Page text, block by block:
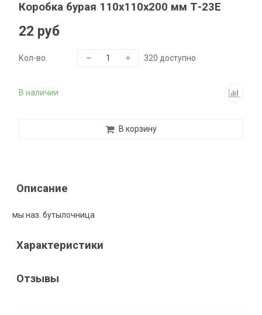
Коробка бурая 110x110x200 мм Т-23Е
В наличии
22 руб
Кол-во. 320 доступно
В корзину
Описание
мы наз. бутылочница
Характеристики
Отзывы